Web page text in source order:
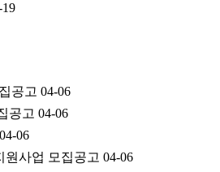
19
공고 04-06
공고 04-06
04-06
원사업 모집공고 04-06